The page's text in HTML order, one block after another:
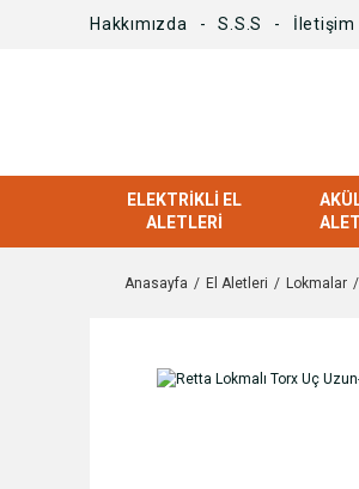
Hakkımızda S.S.S İletişim
ELEKTRIKLI EL
ALETLERI
Anasayfa El Aletleri Lokmalar